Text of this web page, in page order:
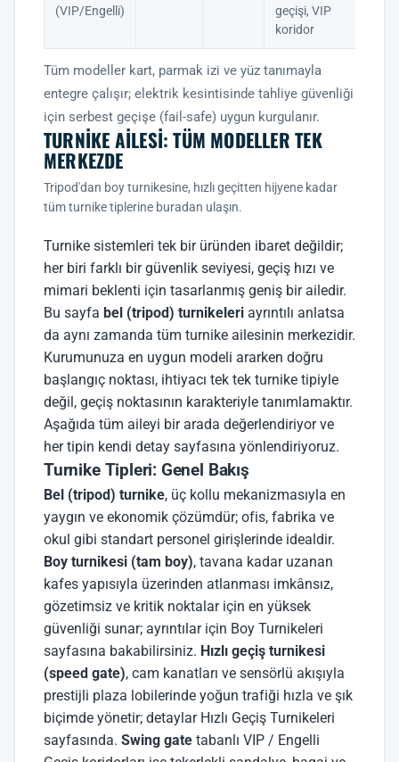
(VIP/Engelli)
geçişi, VIP
koridor
Tüm modeller kart, parmak izi ve yüz tanımayla
entegre çalışır; elektrik kesintisinde tahliye güvenliği
için serbest geçişe (fail-safe) uygun kurgulanır.
TURNIKE AILESI: TÜM MODELLER TEK
MERKEZDE
Tripod'dan boy turnikesine, hızlı geçitten hijyene kadar
tüm turnike tiplerine buradan ulaşın.
Turnike sistemleri tek bir üründen ibaret değildir;
her biri farklı bir güvenlik seviyesi, geçiş hızı ve
mimari beklenti için tasarlanmış geniş bir ailedir.
Bu sayfa bel (tripod) turnikeleri ayrıntılı anlatsa
da aynı zamanda tüm turnike ailesinin merkezidir.
Kurumunuza en uygun modeli ararken doğru
başlangıç noktası, ihtiyacı tek tek turnike tipiyle
değil, geçiş noktasının karakteriyle tanımlamaktır.
Aşağıda tüm aileyi bir arada değerlendiriyor ve
her tipin kendi detay sayfasına yönlendiriyoruz.
Turnike Tipleri: Genel Bakış
Bel (tripod) turnike, üç kollu mekanizmasıyla en
yaygın ve ekonomik çözümdür; ofis, fabrika ve
okul gibi standart personel girişlerinde idealdir.
Boy turnikesi (tam boy), tavana kadar uzanan
kafes yapısıyla üzerinden atlanması imkânsız,
gözetimsiz ve kritik noktalar için en yüksek
güvenliği sunar; ayrıntılar için Boy Turnikeleri
sayfasına bakabilirsiniz. Hızlı geçiş turnikesi
(speed gate), cam kanatları ve sensörlü akışıyla
prestijli plaza lobilerinde yoğun trafiği hızla ve şık
biçimde yönetir; detaylar Hızlı Geçiş Turnikeleri
sayfasında. Swing gate tabanlı VIP / Engelli